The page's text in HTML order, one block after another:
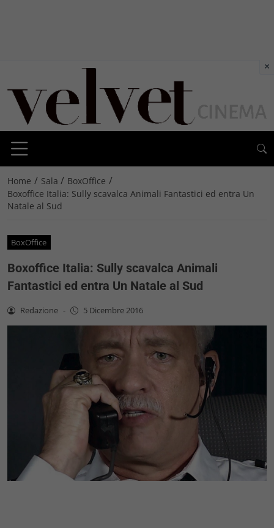
Home / Sala / BoxOffice /
Boxoffice Italia: Sully scavalca Animali Fantastici ed entra Un
Natale al Sud
BoxOffice
Boxoffice Italia: Sully scavalca Animali
Fantastici ed entra Un Natale al Sud
Redazione - 5 Dicembre 2016
×